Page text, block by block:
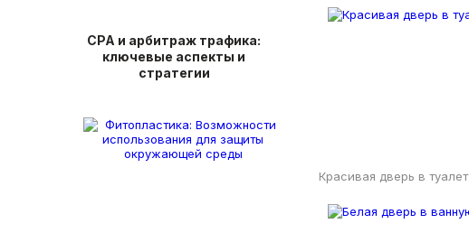
Красивая дверь в туалет
СРА и арбитраж трафика:
ключевые аспекты и
стратегии